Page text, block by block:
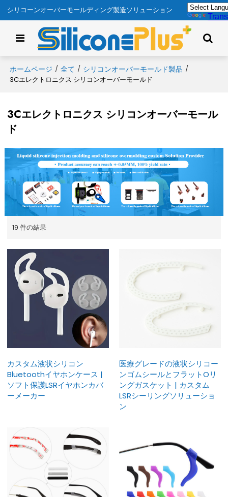
シリコーンオーバーモールディング製造ソリューション
ホームページ / 全て / シリコンオーバーモールド製品 /
3Cエレクトロニクス シリコンオーバーモールド
3Cエレクトロニクス シリコンオーバーモール
ド
19 件の結果
カスタム液状シリコン
Bluetoothイヤホンケース |
ソフト保護LSRイヤホンカバ
ーメーカー
医療グレードの液状シリコー
ンゴムシールとフラットOリ
ングガスケット | カスタム
LSRシーリングソリューショ
ン